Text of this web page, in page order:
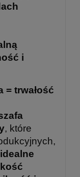
i
= trwałość
, które
idealne